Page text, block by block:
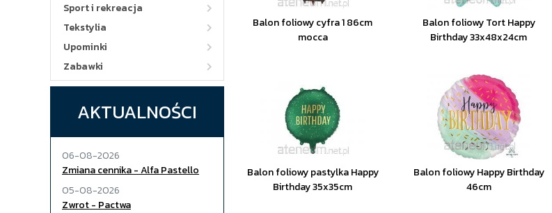
Sport i rekreacja
Tekstylia
Upominki
Zabawki
AKTUALNOŚCI
06-08-2026
Zmiana cennika - Alfa Pastello
05-08-2026
Zwrot - Pactwa
Balon foliowy cyfra 1 86cm
mocca
Balon foliowy Tort Happy
Birthday 33x48x24cm
Balon foliowy pastylka Happy
Birthday 35x35cm
Balon foliowy Happy Birthday
46cm